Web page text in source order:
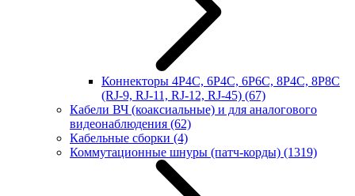
Коннекторы 4P4C, 6P4C, 6P6C, 8P4C, 8P8C
(RJ-9, RJ-11, RJ-12, RJ-45) (67)
Кабели ВЧ (коаксиальные) и для аналогового
видеонаблюдения (62)
Кабельные сборки (4)
Коммутационные шнуры (патч-корды) (1319)